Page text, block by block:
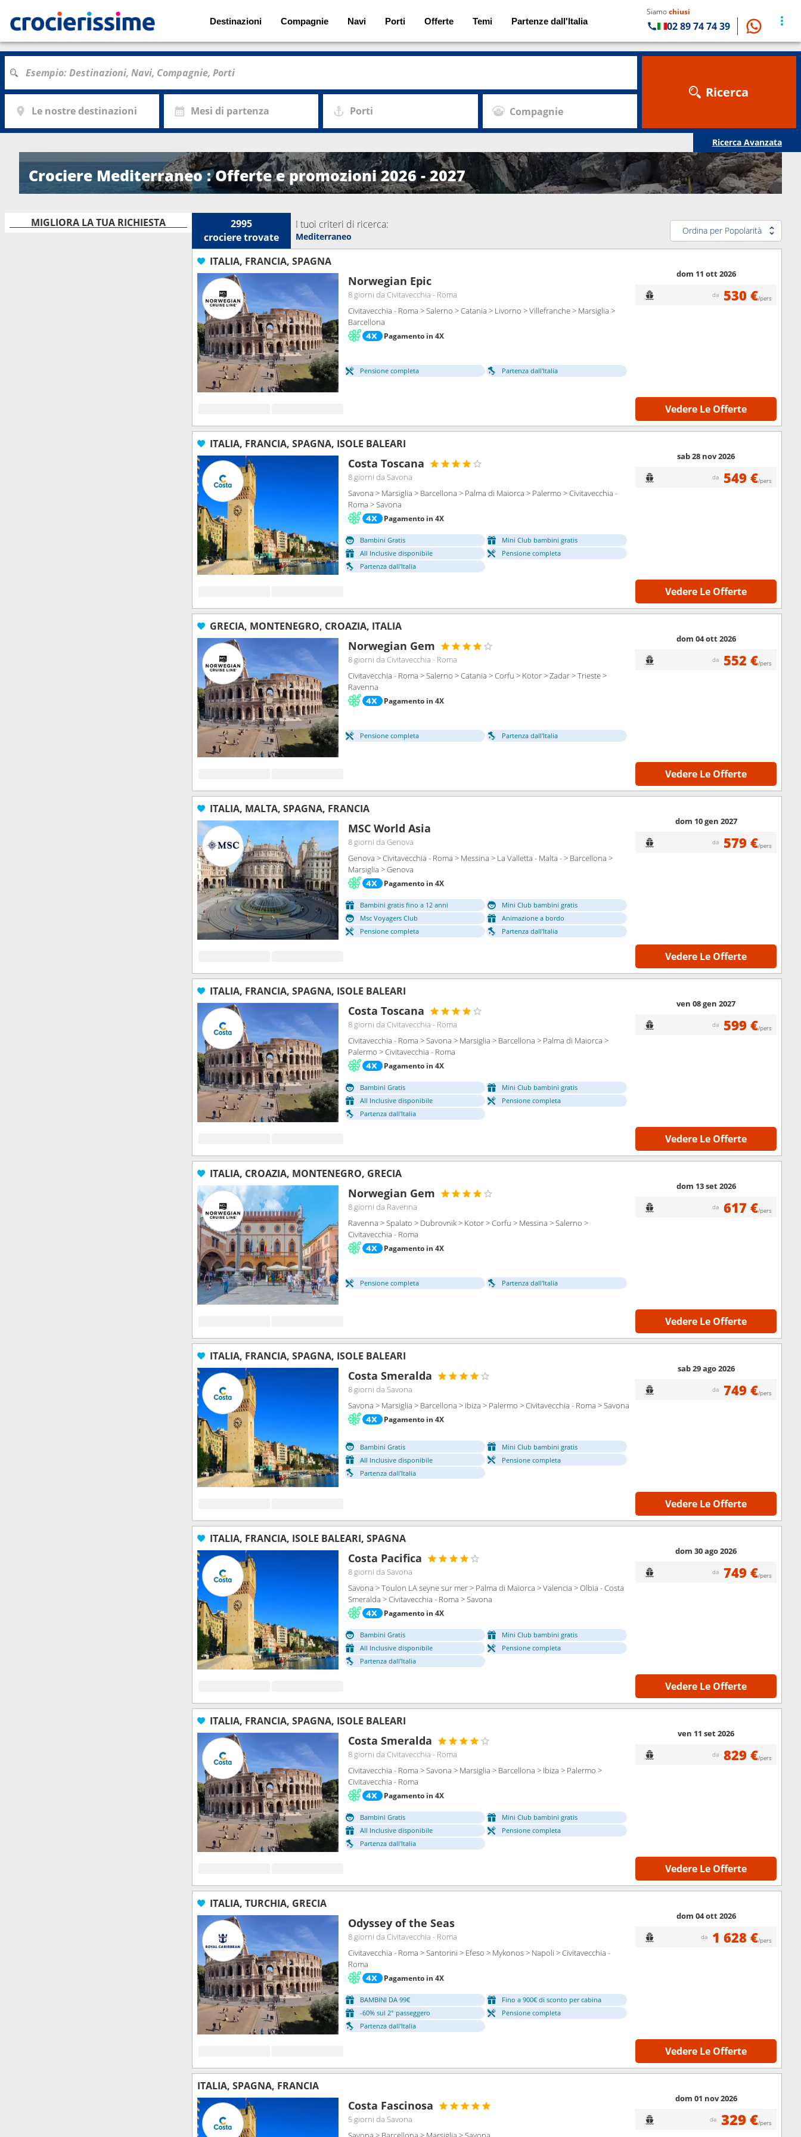
Destinazioni Compagnie Navi Porti Offerte Temi Partenze dall'Italia
Siamochiusi
02 89 74 74 39
Le nostre destinazioni Mesi di partenza Porti Compagnie
Ricerca
Ricerca Avanzata
Crociere Mediterraneo : Offerte e promozioni 2026 - 2027
MIGLIORA LA TUA RICHIESTA
2995
crocieretrovate
I tuoi criteri di ricerca:
Mediterraneo
Ordina per Popolarità
ITALIA, FRANCIA, SPAGNA
Norwegian Epic
8 giorni da Civitavecchia - Roma
Civitavecchia - Roma > Salerno > Catania > Livorno > Villefranche > Marsiglia >
Barcellona
Pagamento in 4X
Pensione completa Partenza dall'Italia
dom 11 ott 2026
da 530 €/pers
Vedere Le Offerte
ITALIA, FRANCIA, SPAGNA, ISOLE BALEARI
Costa Toscana
8 giorni da Savona
Savona > Marsiglia > Barcellona > Palma di Maiorca > Palermo > Civitavecchia -
Roma > Savona
Pagamento in 4X
Bambini Gratis
Mini Club bambini gratis
All Inclusive disponibile
Pensione completa
Partenza dall'Italia
sab 28 nov 2026
da 549 €/pers
Vedere Le Offerte
GRECIA, MONTENEGRO, CROAZIA, ITALIA
Norwegian Gem
8 giorni da Civitavecchia - Roma
Civitavecchia - Roma > Salerno > Catania > Corfu > Kotor > Zadar > Trieste >
Ravenna
Pagamento in 4X
Pensione completa Partenza dall'Italia
dom 04 ott 2026
da 552 €/pers
Vedere Le Offerte
ITALIA, MALTA, SPAGNA, FRANCIA
MSC World Asia
8 giorni da Genova
Genova > Civitavecchia - Roma > Messina > La Valletta - Malta - > Barcellona >
Marsiglia > Genova
Pagamento in 4X
Bambini gratis fino a 12 anni
Mini Club bambini gratis
Msc Voyagers Club
Animazione a bordo
Pensione completa
Partenza dall'Italia
dom 10 gen 2027
da 579 €/pers
Vedere Le Offerte
ITALIA, FRANCIA, SPAGNA, ISOLE BALEARI
Costa Toscana
8 giorni da Civitavecchia - Roma
Civitavecchia - Roma > Savona > Marsiglia > Barcellona > Palma di Maiorca >
Palermo > Civitavecchia - Roma
Pagamento in 4X
Bambini Gratis
Mini Club bambini gratis
All Inclusive disponibile
Pensione completa
Partenza dall'Italia
ven 08 gen 2027
da 599 €/pers
Vedere Le Offerte
ITALIA, CROAZIA, MONTENEGRO, GRECIA
Norwegian Gem
8 giorni da Ravenna
Ravenna > Spalato > Dubrovnik > Kotor > Corfu > Messina > Salerno >
Civitavecchia - Roma
Pagamento in 4X
Pensione completa Partenza dall'Italia
dom 13 set 2026
da 617 €/pers
Vedere Le Offerte
ITALIA, FRANCIA, SPAGNA, ISOLE BALEARI
Costa Smeralda
8 giorni da Savona
Savona > Marsiglia > Barcellona > Ibiza > Palermo > Civitavecchia - Roma > Savona
Pagamento in 4X
Bambini Gratis
Mini Club bambini gratis
All Inclusive disponibile
Pensione completa
Partenza dall'Italia
sab 29 ago 2026
da 749 €/pers
Vedere Le Offerte
ITALIA, FRANCIA, ISOLE BALEARI, SPAGNA
Costa Pacifica
8 giorni da Savona
Savona > Toulon LA seyne sur mer > Palma di Maiorca > Valencia > Olbia - Costa
Smeralda > Civitavecchia - Roma > Savona
Pagamento in 4X
Bambini Gratis
Mini Club bambini gratis
All Inclusive disponibile
Pensione completa
Partenza dall'Italia
dom 30 ago 2026
da 749 €/pers
Vedere Le Offerte
ITALIA, FRANCIA, SPAGNA, ISOLE BALEARI
Costa Smeralda
8 giorni da Civitavecchia - Roma
Civitavecchia - Roma > Savona > Marsiglia > Barcellona > Ibiza > Palermo >
Civitavecchia - Roma
Pagamento in 4X
Bambini Gratis
Mini Club bambini gratis
All Inclusive disponibile
Pensione completa
Partenza dall'Italia
ven 11 set 2026
da 829 €/pers
Vedere Le Offerte
ITALIA, TURCHIA, GRECIA
Odyssey of the Seas
8 giorni da Civitavecchia - Roma
Civitavecchia - Roma > Santorini > Efeso > Mykonos > Napoli > Civitavecchia -
Roma
Pagamento in 4X
BAMBINI DA 99€
Fino a 900€ di sconto per cabina
-60% sul 2° passeggero
Pensione completa
Partenza dall'Italia
dom 04 ott 2026
da 1 628 €/pers
Vedere Le Offerte
ITALIA, SPAGNA, FRANCIA
Costa Fascinosa
5 giorni da Savona
dom 01 nov 2026
da 329 €/pers